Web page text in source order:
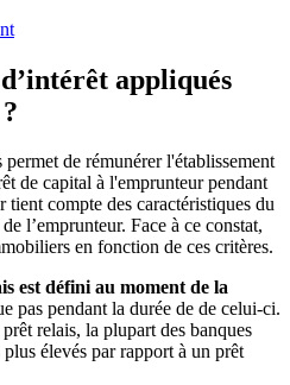
appliqués
de rémunérer l'établissement
de capital à l'emprunteur pendant
tient compte des caractéristiques du
l’emprunteur. Face à ce constat,
en fonction de ces critères.
est défini au moment de la
pas pendant la durée de de celui-ci.
relais, la plupart des banques
élevés par rapport à un prêt